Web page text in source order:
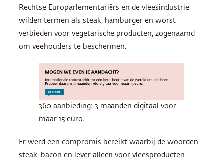
Rechtse Europarlementariërs en de vleesindustrie
wilden termen als steak, hamburger en worst
verbieden voor vegetarische producten, zogenaamd
om veehouders te beschermen.
360 aanbieding: 3 maanden digitaal voor
maar 15 euro.
Er werd een compromis bereikt waarbij de woorden
steak, bacon en lever alleen voor vleesproducten